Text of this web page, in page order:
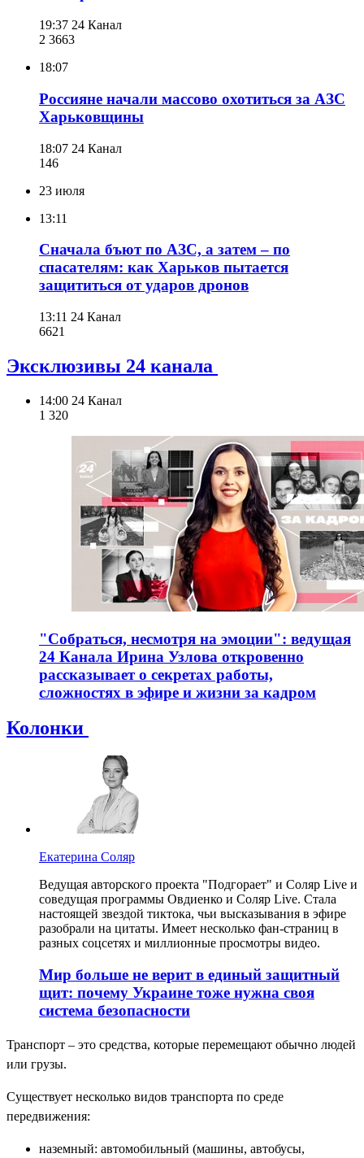
19:37 24 Канал
2 3663
18:07
Россияне начали массово охотиться за АЗС
Харьковщины
18:07 24 Канал
146
23 июля
13:11
Сначала бъют по АЗС, а затем – по
спасателям: как Харьков пытается
защититься от ударов дронов
13:11 24 Канал
6621
Эксклюзивы 24 канала
14:00 24 Канал
1 320
"Собраться, несмотря на эмоции": ведущая
24 Канала Ирина Узлова откровенно
рассказывает о секретах работы,
сложностях в эфире и жизни за кадром
Колонки
Екатерина Соляр
Ведущая авторского проекта "Подгорает" и Соляр Live и
соведущая программы Овдиенко и Соляр Live. Стала
настоящей звездой тиктока, чьи высказывания в эфире
разобрали на цитаты. Имеет несколько фан-страниц в
разных соцсетях и миллионные просмотры видео.
Мир больше не верит в единый защитный
щит: почему Украине тоже нужна своя
система безопасности
Транспорт – это средства, которые перемещают обычно людей
или грузы.
Существует несколько видов транспорта по среде
передвижения:
наземный: автомобильный (машины, автобусы,